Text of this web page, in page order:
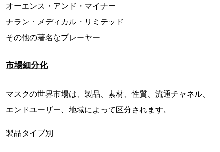
オーエンス・アンド・マイナー
ナラン・メディカル・リミテッド
その他の著名なプレーヤー
市場細分化
マスクの世界市場は、製品、素材、性質、流通チャネル、
エンドユーザー、地域によって区分されます。
製品タイプ別